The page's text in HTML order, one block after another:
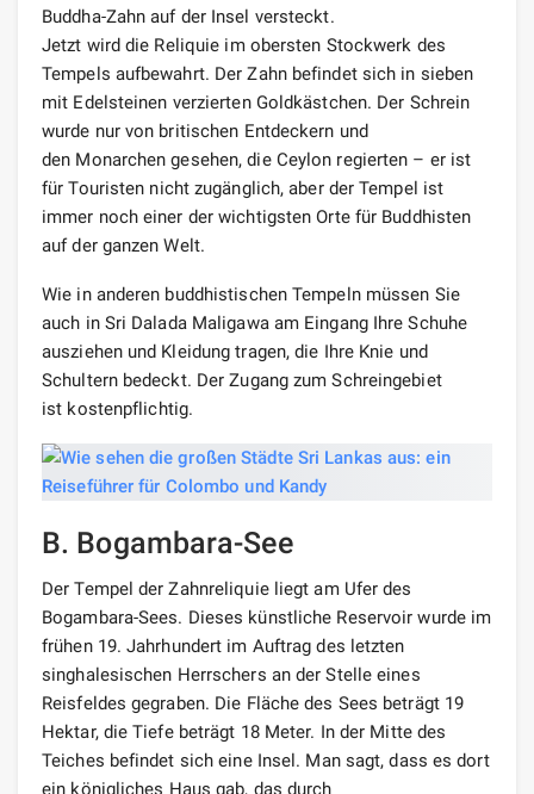
Buddha-Zahn auf der Insel versteckt.
Jetzt wird die Reliquie im obersten Stockwerk des
Tempels aufbewahrt. Der Zahn befindet sich in sieben
mit Edelsteinen verzierten Goldkästchen. Der Schrein
wurde nur von britischen Entdeckern und
den Monarchen gesehen, die Ceylon regierten – er ist
für Touristen nicht zugänglich, aber der Tempel ist
immer noch einer der wichtigsten Orte für Buddhisten
auf der ganzen Welt.
Wie in anderen buddhistischen Tempeln müssen Sie
auch in Sri Dalada Maligawa am Eingang Ihre Schuhe
ausziehen und Kleidung tragen, die Ihre Knie und
Schultern bedeckt. Der Zugang zum Schreingebiet
ist kostenpflichtig.
B. Bogambara-See
Der Tempel der Zahnreliquie liegt am Ufer des
Bogambara-Sees. Dieses künstliche Reservoir wurde im
frühen 19. Jahrhundert im Auftrag des letzten
singhalesischen Herrschers an der Stelle eines
Reisfeldes gegraben. Die Fläche des Sees beträgt 19
Hektar, die Tiefe beträgt 18 Meter. In der Mitte des
Teiches befindet sich eine Insel. Man sagt, dass es dort
ein königliches Haus gab, das durch